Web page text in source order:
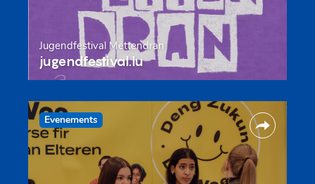
Jugendfestival Mëttendran
jugendfestival.lu
Evenements